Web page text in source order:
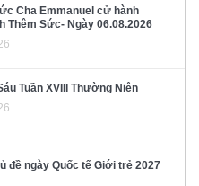
Cha Emmanuel cử hành
Thêm Sức- Ngày 06.08.2026
Tuần XVIII Thường Niên
đề ngày Quốc tế Giới trẻ 2027